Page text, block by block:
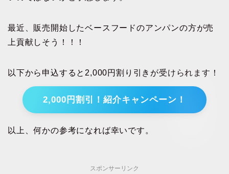
最近、販売開始したベースフードのアンパンの方が売
上貢献しそう！！！
以下から申込すると2,000円割り引きが受けられます！
2,000円割引！紹介キャンペーン！
以上、何かの参考になれば幸いです。
スポンサーリンク